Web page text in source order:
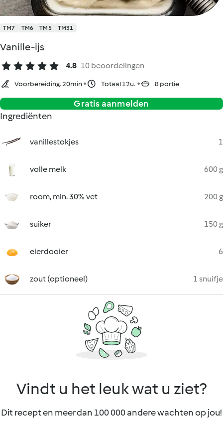
TM7 TM6 TM5 TM31
Vanille-ijs
4.8 10 beoordelingen
Voorbereiding. 20min Totaal 12u. 8 portie
Gratis aanmelden
Ingrediënten
vanillestokjes 1
volle melk 600 g
room, min. 30% vet 200 g
suiker 150 g
eierdooier 6
zout (optioneel) 1 snuifje
Vindt u het leuk wat u ziet?
Dit recept en meer dan 100 000 andere wachten op jou!